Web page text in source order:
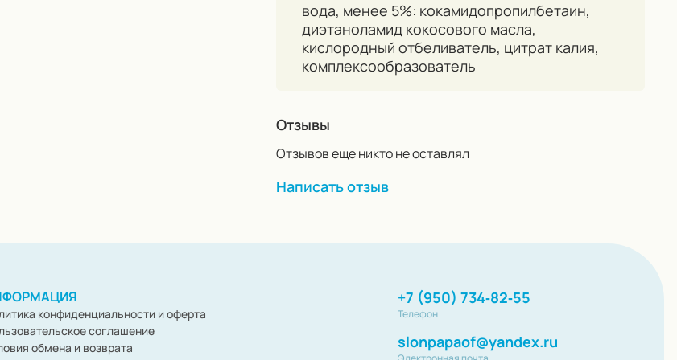
вода, менее 5%: кокамидопропилбетаин,
диэтаноламид кокосового масла,
кислородный отбеливатель, цитрат калия,
комплексообразователь
Отзывы
Отзывов еще никто не оставлял
Написать отзыв
конфиденциальности и оферта
соглашение
обмена и возврата
+7 (950) 734‑82‑55
Телефон
slonpapaof@yandex.ru